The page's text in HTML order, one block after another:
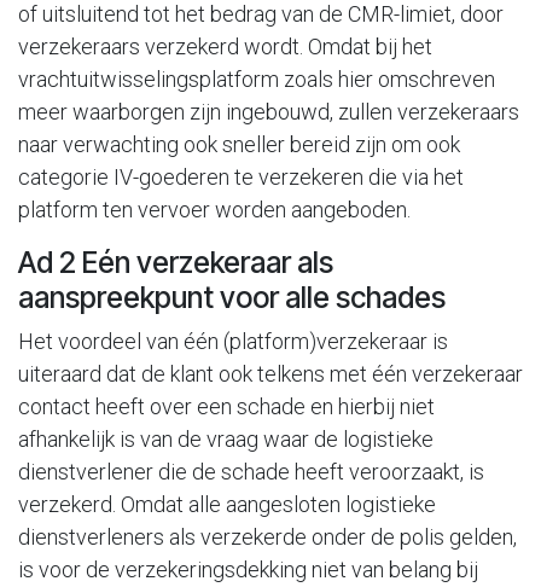
of uitsluitend tot het bedrag van de CMR-limiet, door
verzekeraars verzekerd wordt. Omdat bij het
vrachtuitwisselingsplatform zoals hier omschreven
meer waarborgen zijn ingebouwd, zullen verzekeraars
naar verwachting ook sneller bereid zijn om ook
categorie IV-goederen te verzekeren die via het
platform ten vervoer worden aangeboden.
Ad 2 Eén verzekeraar als
aanspreekpunt voor alle schades
Het voordeel van één (platform)verzekeraar is
uiteraard dat de klant ook telkens met één verzekeraar
contact heeft over een schade en hierbij niet
afhankelijk is van de vraag waar de logistieke
dienstverlener die de schade heeft veroorzaakt, is
verzekerd. Omdat alle aangesloten logistieke
dienstverleners als verzekerde onder de polis gelden,
is voor de verzekeringsdekking niet van belang bij